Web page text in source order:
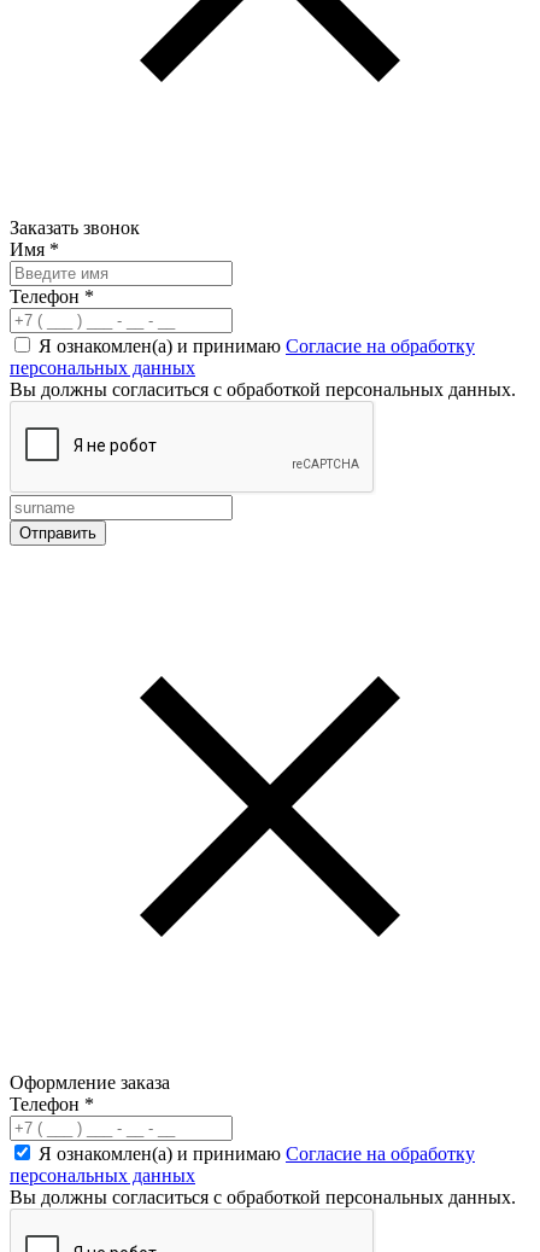
Заказать звонок
Имя *
Телефон *
Я ознакомлен(а) и принимаю Согласие на обработку
персональных данных
Вы должны согласиться с обработкой персональных данных.
Оформление заказа
Телефон *
Я ознакомлен(а) и принимаю Согласие на обработку
персональных данных
Вы должны согласиться с обработкой персональных данных.